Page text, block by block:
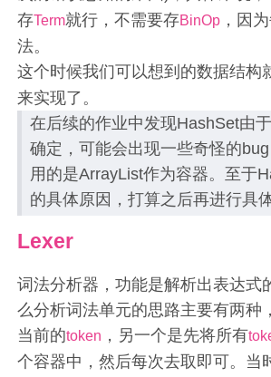
存Term就行，不需要存BinOp ，因
法。
这个时候我们可以想到的数据结构
来实现了。
在后续的作业中发现HashSet由
确定，可能会出现一些奇怪的
用的是ArrayList作为容器。至于
的具体原因，打算之后再进行具
Lexer
词法分析器，功能是解析出表达式
么分析词法单元的思路主要有两种
当前的token ，另一个是先将所有
个容器中，然后每次去取即可。当